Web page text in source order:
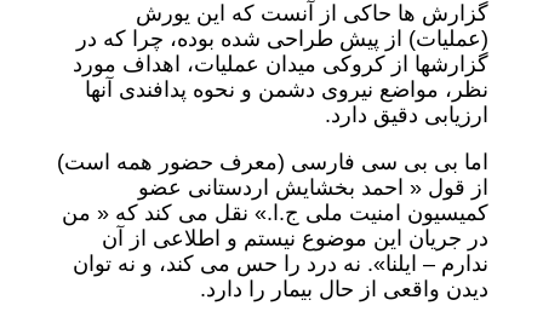
گزارش ها حاکی از آنست که این یورش
(عملیات) از پیش طراحی شده بوده، چرا که در
گزارشها از کروکی میدان عملیات، اهداف مورد
نظر، مواضع نیروی دشمن و نحوه پدافندی آنها
ارزیابی دقیق دارد.
اما بی بی سی فارسی (معرف حضور همه است)
از قول « احمد بخشایش اردستانی عضو
کمیسیون امنیت ملی ج.ا.» نقل می کند که « من
در جریان این موضوع نیستم و اطلاعی از آن
ندارم – ایلنا». نه درد را حس می کند، و نه توان
دیدن واقعی از حال بیمار را دارد.